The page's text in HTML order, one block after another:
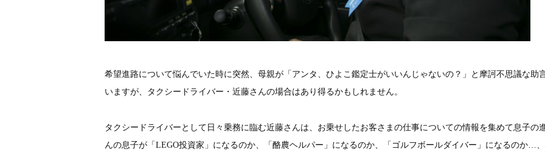
希望進路について悩んでいた時に突然、母親が「アンタ、ひよこ鑑定士がいいんじゃないの？」と摩訶不思議な助
いますが、タクシードライバー・近藤さんの場合はあり得るかもしれません。
タクシードライバーとして日々乗務に臨む近藤さんは、お乗せしたお客さまの仕事についての情報を集めて息子の
んの息子が「LEGO投資家」になるのか、「酪農ヘルパー」になるのか、「ゴルフボールダイバー」になるのか…